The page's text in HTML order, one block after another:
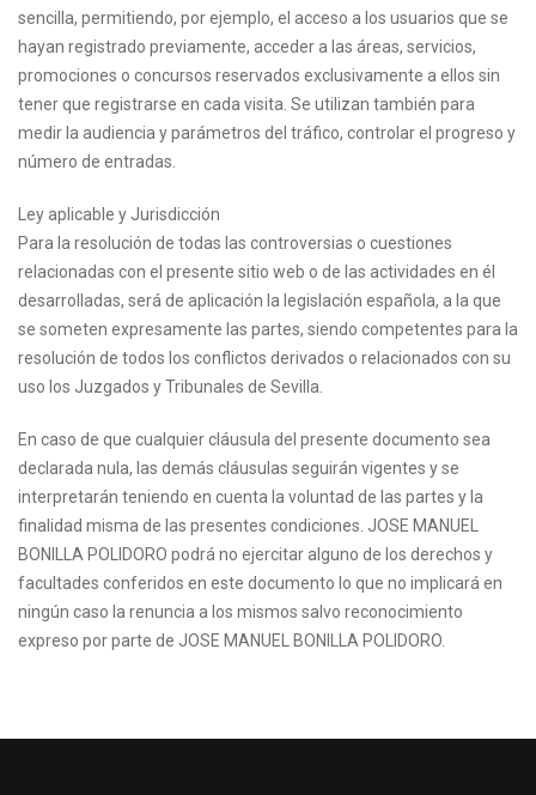
sencilla, permitiendo, por ejemplo, el acceso a los usuarios que se
hayan registrado previamente, acceder a las áreas, servicios,
promociones o concursos reservados exclusivamente a ellos sin
tener que registrarse en cada visita. Se utilizan también para
medir la audiencia y parámetros del tráfico, controlar el progreso y
número de entradas.
Ley aplicable y Jurisdicción
Para la resolución de todas las controversias o cuestiones
relacionadas con el presente sitio web o de las actividades en él
desarrolladas, será de aplicación la legislación española, a la que
se someten expresamente las partes, siendo competentes para la
resolución de todos los conflictos derivados o relacionados con su
uso los Juzgados y Tribunales de Sevilla.
En caso de que cualquier cláusula del presente documento sea
declarada nula, las demás cláusulas seguirán vigentes y se
interpretarán teniendo en cuenta la voluntad de las partes y la
finalidad misma de las presentes condiciones. JOSE MANUEL
BONILLA POLIDORO podrá no ejercitar alguno de los derechos y
facultades conferidos en este documento lo que no implicará en
ningún caso la renuncia a los mismos salvo reconocimiento
expreso por parte de JOSE MANUEL BONILLA POLIDORO.